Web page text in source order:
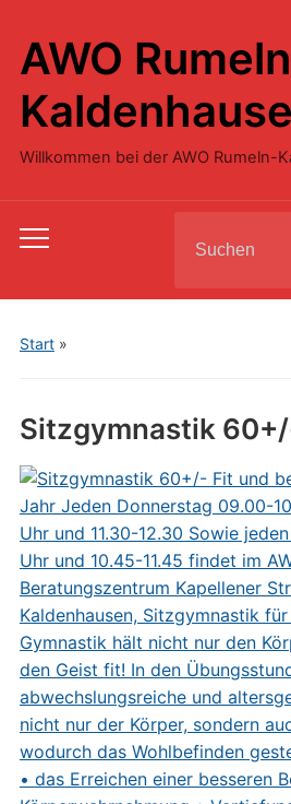
AWO
Willkommen bei der AWO Rumeln-
Toggle
menu
for:
Start»
Sitzgymnastik